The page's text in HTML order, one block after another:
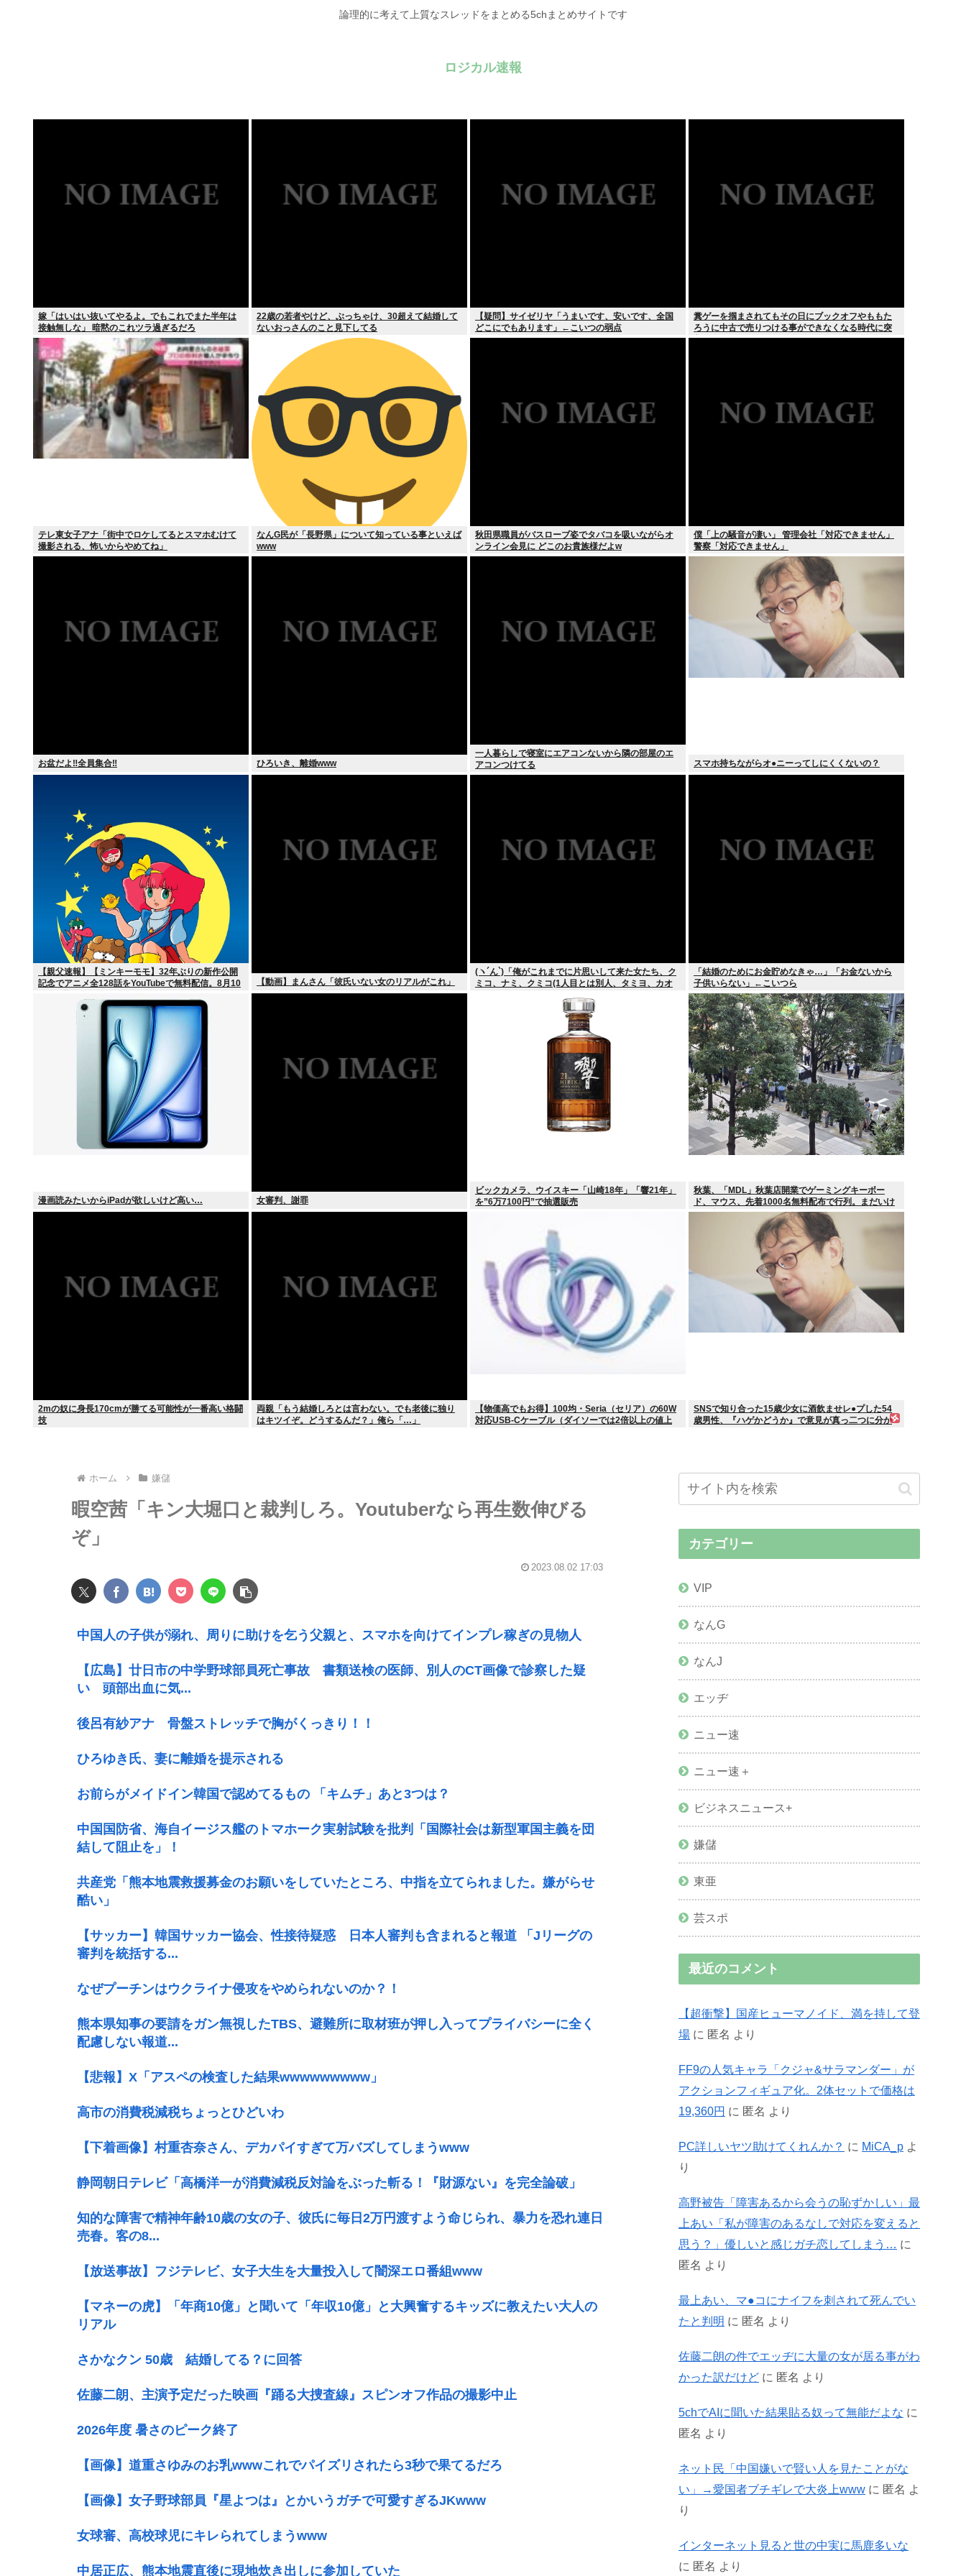
論理的に考えて上質なスレッドをまとめる5chまとめサイトです
ロジカル速報
嫁「はいはい抜いてやるよ。でもこれでまた半年は
接触無しな」 暗黙のこれツラ過ぎるだろ
22歳の若者やけど、ぶっちゃけ、30超えて結婚して
ないおっさんのこと見下してる
【疑問】サイゼリヤ「うまいです、安いです、全国
どこにでもあります」←こいつの弱点
糞ゲーを掴まされてもその日にブックオフやももた
ろうに中古で売りつける事ができなくなる時代に突
入
テレ東女子アナ「街中でロケしてるとスマホむけて
撮影される、怖いからやめてね」
なんG民が「長野県」について知っている事といえば
www
秋田県職員がバスローブ姿でタバコを吸いながらオ
ンライン会見に どこのお貴族様だよw
僕「上の騒音が凄い」 管理会社「対応できません」
警察「対応できません」
お盆だよ‼全員集合‼ ひろいき、離婚www
一人暮らしで寝室にエアコンないから隣の部屋のエ
アコンつけてる
スマホ持ちながらオ●ニーってしにくくないの？
【親父速報】【ミンキーモモ】32年ぶりの新作公開
記念でアニメ全128話をYouTubeで無料配信。8月10
【動画】まんさん「彼氏いない女のリアルがこれ」
(ヽ´ん`)「俺がこれまでに片思いして来た女たち、ク
ミコ、ナミ、クミコ(1人目とは別人、タミヨ、カオ
「結婚のためにお金貯めなきゃ…」「お金ないから
子供いらない」←こいつら
漫画読みたいからiPadが欲しいけど高い… 女審判、謝罪
ビックカメラ、ウイスキー「山崎18年」「響21年」
を”6万7100円”で抽選販売
秋葉、「MDL」秋葉店開業でゲーミングキーボー
ド、マウス、先着1000名無料配布で行列。まだいけ
るぞ急げ!!
2mの奴に身長170cmが勝てる可能性が一番高い格闘
技
両親「もう結婚しろとは言わない。でも老後に独り
はキツイぞ。どうするんだ？」俺ら「…」
【物価高でもお得】100均・Seria（セリア）の60W
対応USB-Cケーブル（ダイソーでは2倍以上の値上
SNSで知り合った15歳少女に酒飲ませレ●プした54
歳男性、『ハゲかどうか』で意見が真っ二つに分か
ホーム 嫌儲
暇空茜「キン大堀口と裁判しろ。Youtuberなら再生数伸びる
ぞ」
2023.08.02 17:03
中国人の子供が溺れ、周りに助けを乞う父親と、スマホを向けてインプレ稼ぎの見物人
【広島】廿日市の中学野球部員死亡事故 書類送検の医師、別人のCT画像で診察した疑
い 頭部出血に気...
後呂有紗アナ 骨盤ストレッチで胸がくっきり！！
ひろゆき氏、妻に離婚を提示される
お前らがメイドイン韓国で認めてるもの 「キムチ」あと3つは？
中国国防省、海自イージス艦のトマホーク実射試験を批判「国際社会は新型軍国主義を団
結して阻止を」！
共産党「熊本地震救援募金のお願いをしていたところ、中指を立てられました。嫌がらせ
酷い」
【サッカー】韓国サッカー協会、性接待疑惑 日本人審判も含まれると報道 「Jリーグの
審判を統括する...
なぜプーチンはウクライナ侵攻をやめられないのか？！
熊本県知事の要請をガン無視したTBS、避難所に取材班が押し入ってプライバシーに全く
配慮しない報道...
【悲報】X「アスペの検査した結果wwwwwwwww」
高市の消費税減税ちょっとひどいわ
【下着画像】村重杏奈さん、デカパイすぎて万バズしてしまうwww
静岡朝日テレビ「高橋洋一が消費減税反対論をぶった斬る！『財源ない』を完全論破」
知的な障害で精神年齢10歳の女の子、彼氏に毎日2万円渡すよう命じられ、暴力を恐れ連日
売春。客の8...
【放送事故】フジテレビ、女子大生を大量投入して闇深エロ番組www
【マネーの虎】「年商10億」と聞いて「年収10億」と大興奮するキッズに教えたい大人の
リアル
さかなクン 50歳 結婚してる？に回答
佐藤二朗、主演予定だった映画『踊る大捜査線』スピンオフ作品の撮影中止
2026年度 暑さのピーク終了
【画像】道重さゆみのお乳wwwこれでパイズリされたら3秒で果てるだろ
【画像】女子野球部員『星よつは』とかいうガチで可愛すぎるJKwww
女球審、高校球児にキレられてしまうwww
中居正広、熊本地震直後に現地炊き出しに参加していた
カテゴリー
VIP
なんG
なんJ
エッヂ
ニュー速
ニュー速＋
ビジネスニュース+
嫌儲
東亜
芸スポ
最近のコメント
【超衝撃】国産ヒューマノイド、満を持して登
場 に 匿名 より
FF9の人気キャラ「クジャ&サラマンダー」が
アクションフィギュア化。2体セットで価格は
19,360円 に 匿名 より
PC詳しいヤツ助けてくれんか？ に MiCA_p よ
り
高野被告「障害あるから会うの恥ずかしい」最
上あい「私が障害のあるなしで対応を変えると
思う？」優しいと感じガチ恋してしまう…
に
匿名 より
最上あい、マ●コにナイフを刺されて死んでい
たと判明 に 匿名 より
佐藤二朗の件でエッヂに大量の女が居る事がわ
かった訳だけど に 匿名 より
5chでAIに聞いた結果貼る奴って無能だよな に
匿名 より
ネット民「中国嫌いで賢い人を見たことがな
い」→愛国者ブチギレで大炎上www に 匿名 よ
り
インターネット見ると世の中実に馬鹿多いな
に 匿名 より